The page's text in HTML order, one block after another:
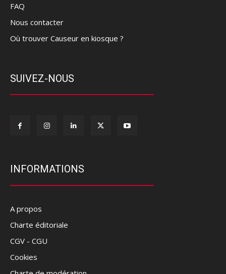
FAQ
Nous contacter
Où trouver Causeur en kiosque ?
SUIVEZ-NOUS
INFORMATIONS
A propos
Charte éditoriale
CGV - CGU
Cookies